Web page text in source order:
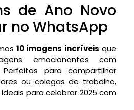
de Ano Novo
no WhatsApp
10 imagens incríveis que
emocionantes com
para compartilhar
ou colegas de trabalho,
para celebrar 2025 com